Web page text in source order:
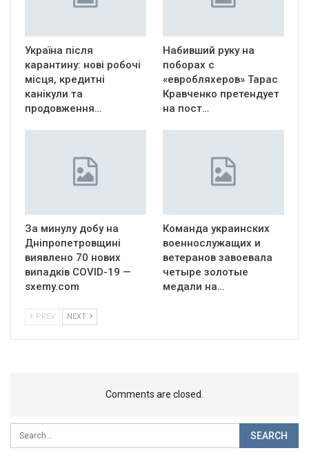
Україна після
карантину: нові робочі
місця, кредитні
канікули та
продовження…
Набивший руку на
поборах с
«евробляхеров» Тарас
Кравченко претендует
на пост…
За минулу добу на
Дніпропетровщині
виявлено 70 нових
випадків COVID-19 —
sxemy.com
Команда украинских
военнослужащих и
ветеранов завоевала
четыре золотые
медали на…
PREV NEXT
Comments are closed.